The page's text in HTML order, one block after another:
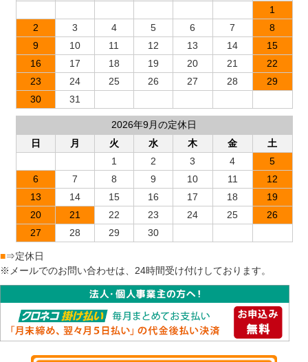
1
2
3 4 5 6 7
8
9
10 11 12 13 14
15
16
17 18 19 20 21
22
23
24 25 26 27 28
29
30
31
2026年9月の定休日
日
月 火 水 木 金
土
1
2 3 4
5
6
7 8 9 10 11
12
13
14 15 16 17 18
19
20
21 22 23 24 25
26
27
28 29 30
■⇒定休日
※メールでのお問い合わせは、24時間受け付けしております。